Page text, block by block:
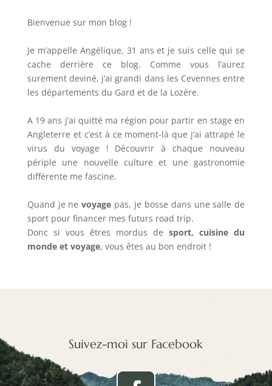
Bienvenue sur mon blog !
Je m’appelle Angélique, 31 ans et je suis celle qui se
cache derrière ce blog. Comme vous l’aurez
surement deviné, j’ai grandi dans les Cevennes entre
les départements du Gard et de la Lozère.
A 19 ans j’ai quitté ma région pour partir en stage en
Angleterre et c’est à ce moment-là que j’ai attrapé le
virus du voyage ! Découvrir à chaque nouveau
périple une nouvelle culture et une gastronomie
différente me fascine.
Quand je nevoyage pas, je bosse dans une salle de
sport pour financer mes futurs road trip.
Donc si vous êtres mordus desport, cuisine du
monde et voyage, vous êtes au bon endroit !
Suivez-moi sur Facebook